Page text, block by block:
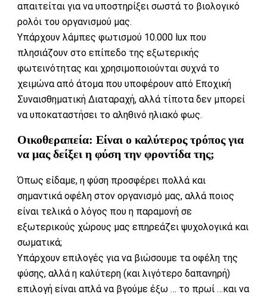
απαιτείται για να υποστηρίξει σωστά το βιολογικό
ρολόι του οργανισμού μας.
Υπάρχουν λάμπες φωτισμού 10.000 lux που
πλησιάζουν στο επίπεδο της εξωτερικής
φωτεινότητας και χρησιμοποιούνται συχνά το
χειμώνα από άτομα που υποφέρουν από Εποχική
Συναισθηματική Διαταραχή, αλλά τίποτα δεν μπορεί
να υποκαταστήσει το αληθινό ηλιακό φως.
Οικοθεραπεία: Είναι ο καλύτερος τρόπος για
να μας δείξει η φύση την φροντίδα της;
Όπως είδαμε, η φύση προσφέρει πολλά και
σημαντικά οφέλη στον οργανισμό μας, αλλά ποιος
είναι τελικά ο λόγος που η παραμονή σε
εξωτερικούς χώρους μας επηρεάζει ψυχολογικά και
σωματικά;
Υπάρχουν επιλογές για να βιώσουμε τα οφέλη της
φύσης, αλλά η καλύτερη (και λιγότερο δαπανηρή)
επιλογή είναι απλά να βγούμε έξω … το πρωί …και να